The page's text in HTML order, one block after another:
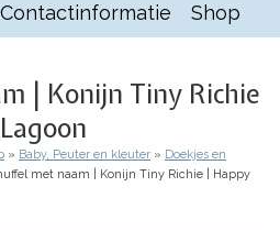
Contactinformatie Shop
| Konijn Tiny Richie
Baby, Peuter en kleuter
Doekjes en
met naam | Konijn Tiny Richie | Happy